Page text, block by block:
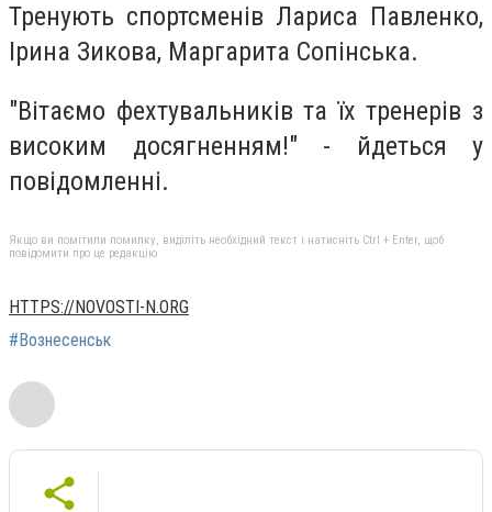
Тренують спортсменів Лариса Павленко,
Ірина Зикова, Маргарита Сопінська.
"Вітаємо фехтувальників та їх тренерів з
високим досягненням!" - йдеться у
повідомленні.
Якщо ви помітили помилку, виділіть необхідний текст і натисніть Ctrl + Enter, щоб
повідомити про це редакцію
HTTPS://NOVOSTI-N.ORG
#Вознесенськ